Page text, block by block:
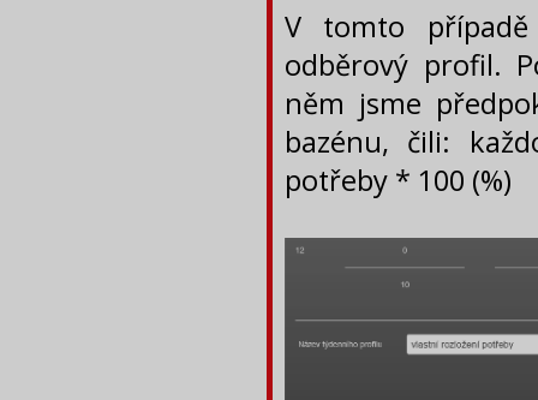
V tomto případě
odběrový profil.
něm jsme
bazénu, čili:
potřeby * 100 (%)